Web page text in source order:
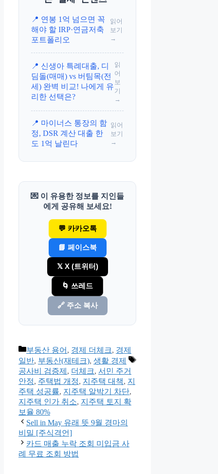
📍 연봉 1억 넘으면 꼭
해야 할 IRP·연금저축
포트폴리오
읽어
보기
→
📍 신생아 특례대출, 디
딤돌(매매) vs 버팀목(전
세) 완벽 비교! 나에게 유
리한 선택은?
읽
어
보
기
→
📍 마이너스 통장의 함
정, DSR 계산 대출 한
도 1억 날린다
읽어
보기
→
💌 이 유용한 정보를 지인들
에게 공유해 보세요!
💬 카카오톡
📘 페이스북
𝕏 X (트위터)
🌀 쓰레드
🔗 주소 복사
카
테
고
리
부동산 용어 , 경제 더체크, 경제
일반, 부동산(재테크), 생활 경제
태
공사비 검증제 , 더체크, 서민 주거
안정, 주택법 개정, 지주택 대책, 지
주택 성공률, 지주택 알박기 차단,
지주택 인가 취소, 지주택 토지 확
보율 80%
Sell in May 유래 뜻 9월 경마의
비밀 [주식격언]
카드 매출 누락 조회 미입금 사
례 무료 조회 방법